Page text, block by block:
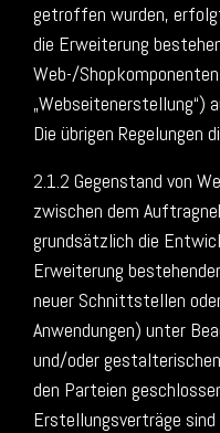
getroffen wurden,
die Erweiterung
Web-/
„Webseitenerstellung“)
Die übrigen Regelungen
2.1.2 Gegenstand von
zwischen dem
grundsätzlich die
Erweiterung
neuer Schnittstellen
Anwendungen) unter
und/oder
den Parteien
Erstellungsverträge